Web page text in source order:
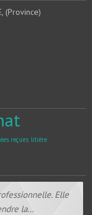
(Province)
reçues litière
Elle
la...